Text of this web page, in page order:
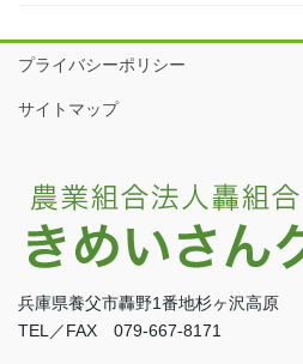
プライバシーポリシー
サイトマップ
兵庫県養父市轟野1番地杉ヶ沢高原
TEL／FAX 079-667-8171